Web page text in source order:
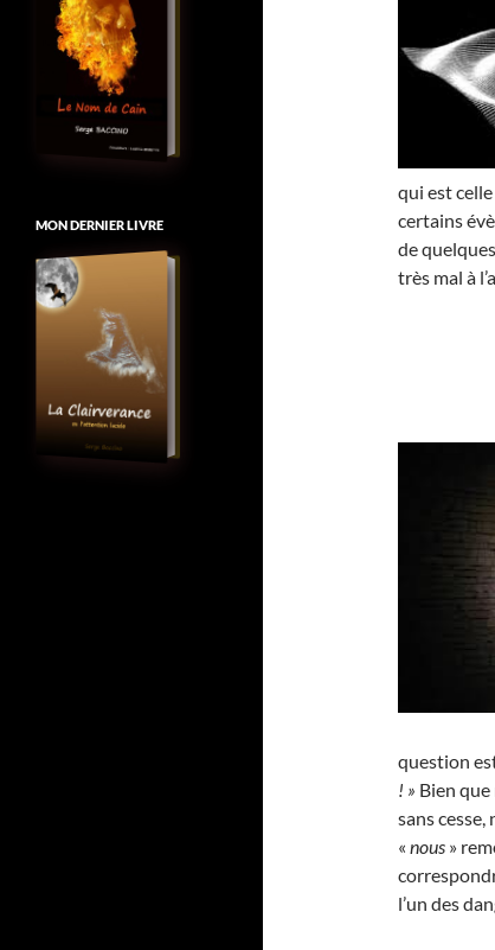
qui est
certains
de
très mal à
question
! » Bien
sans
« nous »
l’un des
MON DERNIER LIVRE